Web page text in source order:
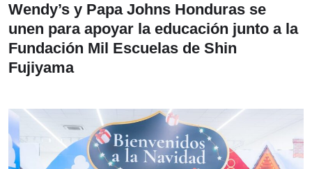
Wendy’s y Papa Johns Honduras se
unen para apoyar la educación junto a la
Fundación Mil Escuelas de Shin
Fujiyama